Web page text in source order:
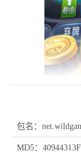
包名：
MD5：